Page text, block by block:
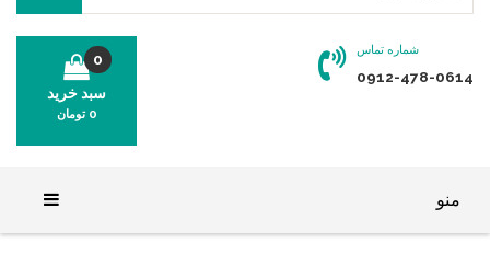
شماره تماس
0912-478-0614
سبد خرید
0
0 تومان
منو